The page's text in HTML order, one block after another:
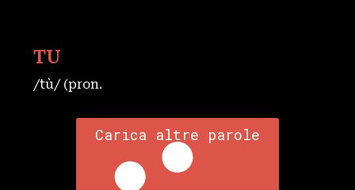
TU
/tù/ (pron.
Carica altre parole